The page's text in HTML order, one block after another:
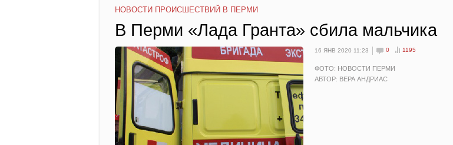
НОВОСТИ ПРОИСШЕСТВИЙ В ПЕРМИ
В Перми «Лада Гранта» сбила мальчика
16 ЯНВ 2020 11:23 0 1195
ФОТО: НОВОСТИ ПЕРМИ
АВТОР: ВЕРА АНДРИАС